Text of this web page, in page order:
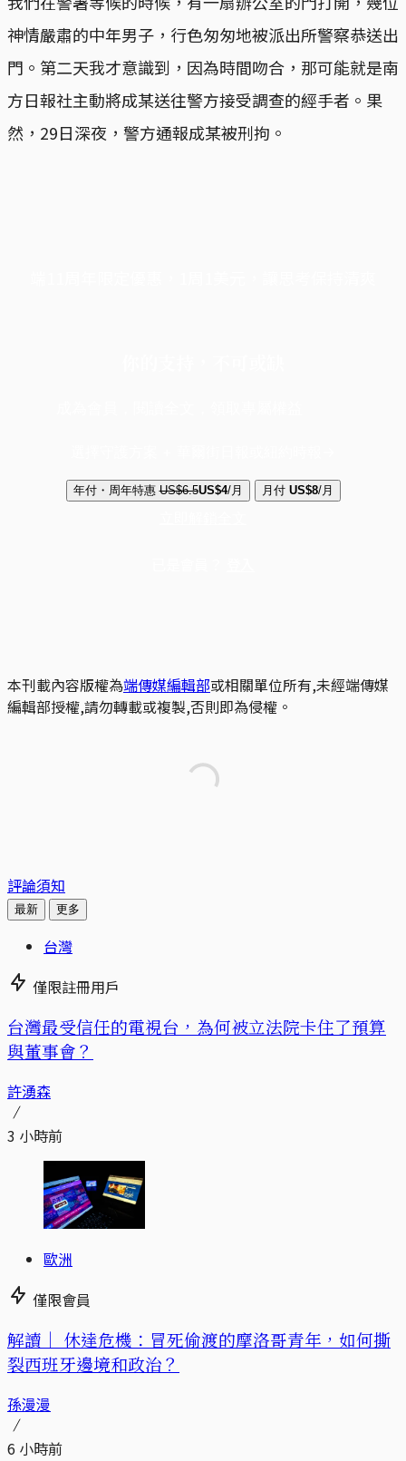
神情嚴肅的中年男子，行色匆匆地被派出所警察恭送出
門。第二天我才意識到，因為時間吻合，那可能就是南
方日報社主動將成某送往警方接受調查的經手者。果
然，29日深夜，警方通報成某被刑拘。
年付・周年特惠 US$6.5US$4/月 月付 US$8/月
本刊載內容版權為端傳媒編輯部或相關單位所有,未經端傳媒
編輯部授權,請勿轉載或複製,否則即為侵權。
評論須知
最新 更多
台灣
僅限註冊用戶
台灣最受信任的電視台，為何被立法院卡住了預算
與董事會？
許湧森
3 小時前
歐洲
僅限會員
解讀｜ 休達危機：冒死偷渡的摩洛哥青年，如何撕
裂西班牙邊境和政治？
孫漫漫
6 小時前